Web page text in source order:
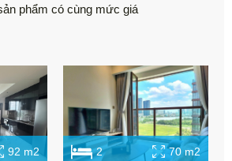
phẩm có cùng mức giá
92 m2 2 70 m2